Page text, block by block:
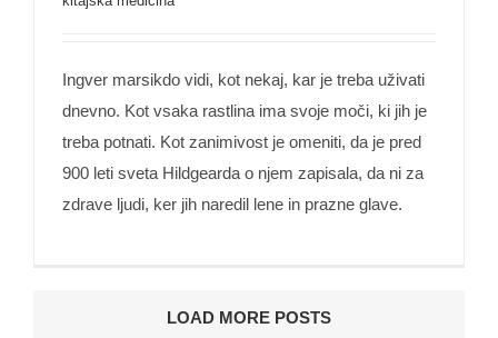
Ingver marsikdo vidi, kot nekaj, kar je treba uživati
dnevno. Kot vsaka rastlina ima svoje moči, ki jih je
treba potnati. Kot zanimivost je omeniti, da je pred
900 leti sveta Hildgearda o njem zapisala, da ni za
zdrave ljudi, ker jih naredil lene in prazne glave.
LOAD MORE POSTS